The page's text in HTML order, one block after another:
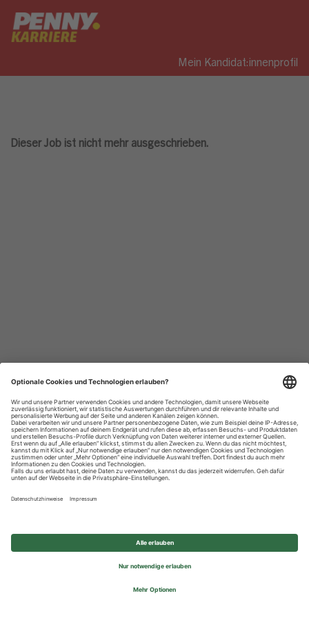
Mein Kandidat:innenprofil
Dieser Job ist nicht mehr ausgeschrieben.
Datenschutzhinweise
Impressum
Privatsphäre-Einstellungen
© 2026 REWE Group - All rights reserved